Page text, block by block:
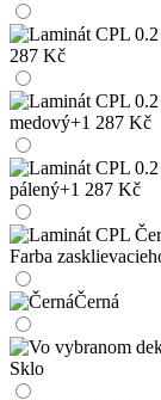
287 Kč
medový+1 287 Kč
pálený+1 287 Kč
Farba
Černá
Sklo